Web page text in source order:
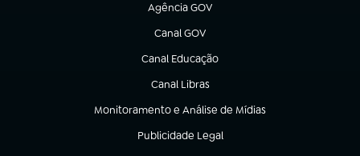
Agência GOV
(abre em nova aba)
Canal GOV
(abre em nova aba)
Canal Educação
(abre em nova aba)
Canal Libras
(abre em nova aba)
Monitoramento e Análise de Mídias
(abre em nova aba)
Publicidade Legal
(abre em nova aba)